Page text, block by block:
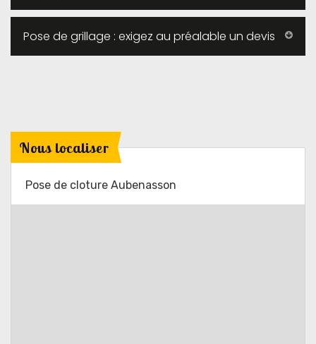
Pose de grillage : exigez au préalable un devis
Nous localiser
Pose de cloture Aubenasson